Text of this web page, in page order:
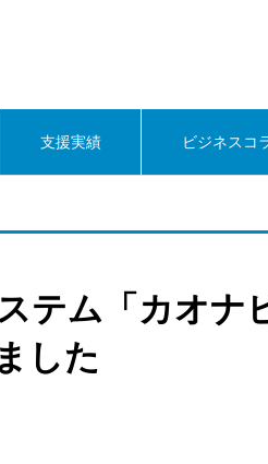
支援実績 ビジネスコ
テム「カオナ
した